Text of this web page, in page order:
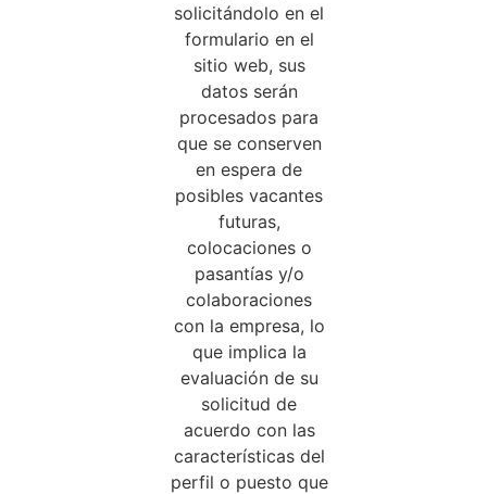
solicitándolo en el
formulario en el
sitio web, sus
datos serán
procesados para
que se conserven
en espera de
posibles vacantes
futuras,
colocaciones o
pasantías y/o
colaboraciones
con la empresa, lo
que implica la
evaluación de su
solicitud de
acuerdo con las
características del
perfil o puesto que